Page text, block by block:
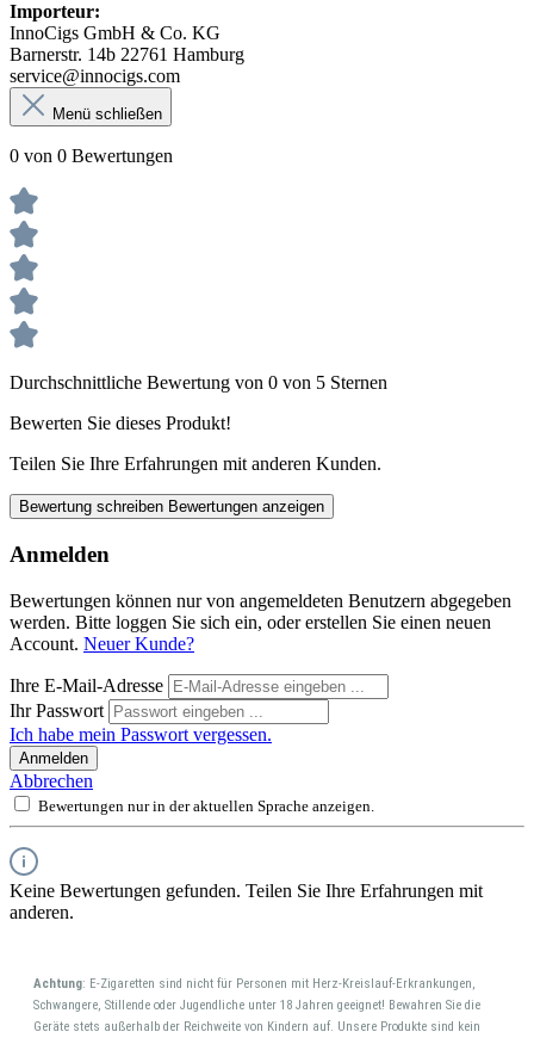
Importeur:
InnoCigs GmbH & Co. KG
Barnerstr. 14b 22761 Hamburg
service@innocigs.com
Menü schließen
0 von 0 Bewertungen
Durchschnittliche Bewertung von 0 von 5 Sternen
Bewerten Sie dieses Produkt!
Teilen Sie Ihre Erfahrungen mit anderen Kunden.
Bewertung schreiben Bewertungen anzeigen
Anmelden
Bewertungen können nur von angemeldeten Benutzern abgegeben
werden. Bitte loggen Sie sich ein, oder erstellen Sie einen neuen
Account. Neuer Kunde?
Ihre E-Mail-Adresse
Ihr Passwort
Ich habe mein Passwort vergessen.
Anmelden
Abbrechen
Bewertungen nur in der aktuellen Sprache anzeigen.
Keine Bewertungen gefunden. Teilen Sie Ihre Erfahrungen mit
anderen.
Achtung: E-Zigaretten sind nicht für Personen mit Herz-Kreislauf-Erkrankungen,
Schwangere, Stillende oder Jugendliche unter 18 Jahren geeignet! Bewahren Sie die
Geräte stets außerhalb der Reichweite von Kindern auf. Unsere Produkte sind kein